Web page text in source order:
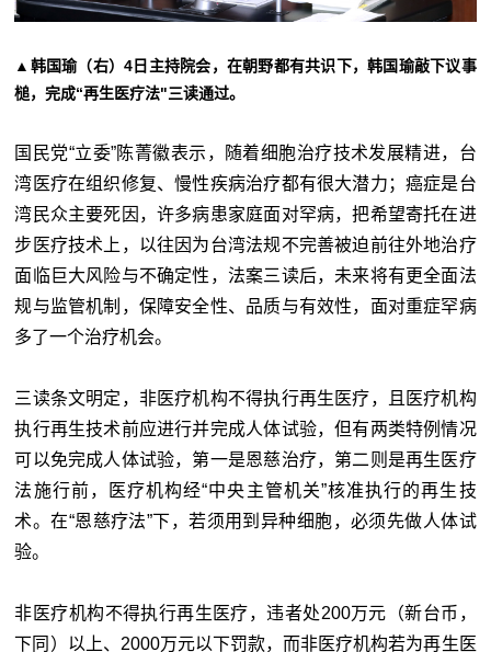
▲韩国瑜（右）4日主持院会，在朝野都有共识下，韩国瑜敲下议事
槌，完成“再生医疗法"三读通过。
国民党“立委”陈菁徽表示，随着细胞治疗技术发展精进，台
湾医疗在组织修复、慢性疾病治疗都有很大潜力；癌症是台
湾民众主要死因，许多病患家庭面对罕病，把希望寄托在进
步医疗技术上，以往因为台湾法规不完善被迫前往外地治疗
面临巨大风险与不确定性，法案三读后，未来将有更全面法
规与监管机制，保障安全性、品质与有效性，面对重症罕病
多了一个治疗机会。
三读条文明定，非医疗机构不得执行再生医疗，且医疗机构
执行再生技术前应进行并完成人体试验，但有两类特例情况
可以免完成人体试验，第一是恩慈治疗，第二则是再生医疗
法施行前，医疗机构经“中央主管机关”核准执行的再生技
术。在“恩慈疗法”下，若须用到异种细胞，必须先做人体试
验。
非医疗机构不得执行再生医疗，违者处200万元（新台币，
下同 ）以上、2000万元以下罚款，而非医疗机构若为再生医